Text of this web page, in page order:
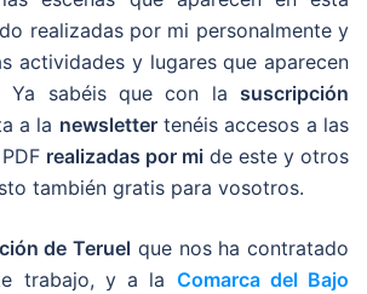
realizadas por mi personalmente y
actividades y lugares que aparecen
Ya sabéis que con la suscripción
a la newslettertenéis accesos a las
realizadas por mi de este y otros
también gratis para vosotros.
de Teruel que nos ha contratado
trabajo, y a la Comarca del Bajo